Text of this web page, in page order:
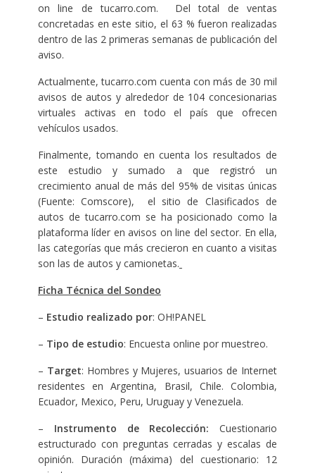
on line de tucarro.com. Del total de ventas
concretadas en este sitio, el 63 % fueron realizadas
dentro de las 2 primeras semanas de publicación del
aviso.
Actualmente, tucarro.com cuenta con más de 30 mil
avisos de autos y alrededor de 104 concesionarias
virtuales activas en todo el país que ofrecen
vehículos usados.
Finalmente, tomando en cuenta los resultados de
este estudio y sumado a que registró un
crecimiento anual de más del 95% de visitas únicas
(Fuente: Comscore), el sitio de Clasificados de
autos de tucarro.com se ha posicionado como la
plataforma líder en avisos on line del sector. En ella,
las categorías que más crecieron en cuanto a visitas
son las de autos y camionetas.
Ficha Técnica del Sondeo
– Estudio realizado por: OH!PANEL
– Tipo de estudio: Encuesta online por muestreo.
– Target: Hombres y Mujeres, usuarios de Internet
residentes en Argentina, Brasil, Chile. Colombia,
Ecuador, Mexico, Peru, Uruguay y Venezuela.
– Instrumento de Recolección:Cuestionario
estructurado con preguntas cerradas y escalas de
opinión. Duración (máxima) del cuestionario: 12